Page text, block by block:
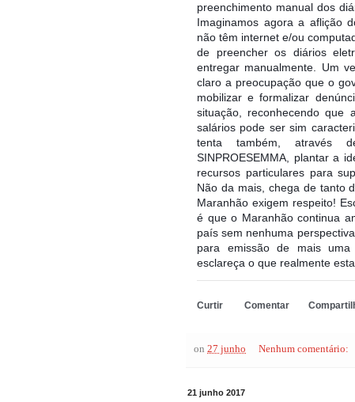
preenchimento manual dos
Imaginamos agora a aflição
não têm internet e/ou
de preencher os diários
entregar manualmente. Um
claro a preocupação que o
mobilizar e formalizar
situação, reconhecendo que
salários pode ser sim
tenta também, através
SINPROESEMMA, plantar a
recursos particulares para
Não da mais, chega de tanto
Maranhão exigem respeito!
é que o Maranhão continua
país sem nenhuma
para emissão de mais
esclareça o que realmente
Curtir Mostrar mais reações
Comentar
on 27 junho Nenhum comentário:
21 junho 2017